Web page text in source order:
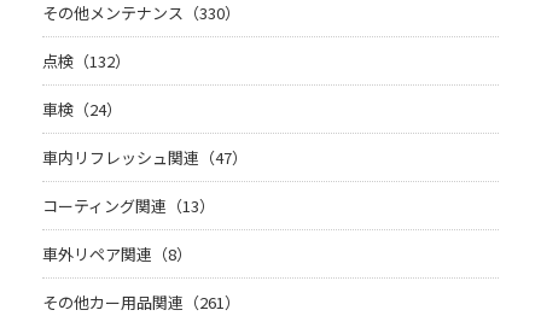
その他メンテナンス（330）
点検（132）
車検（24）
車内リフレッシュ関連（47）
コーティング関連（13）
車外リペア関連（8）
その他カー用品関連（261）